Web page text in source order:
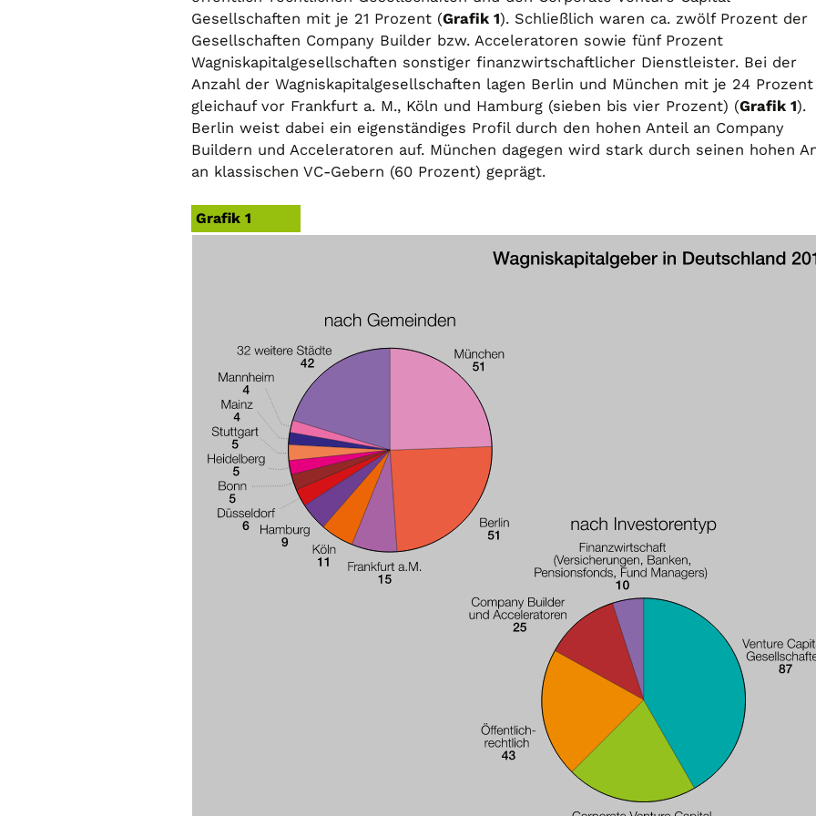
Gesellschaften mit je 21 Prozent (Grafik 1). Schließlich waren ca. zwölf Prozent der
Gesellschaften Company Builder bzw. Acceleratoren sowie fünf Prozent
Wagniskapitalgesellschaften sonstiger finanzwirtschaftlicher Dienstleister. Bei der
Anzahl der Wagniskapitalgesellschaften lagen Berlin und München mit je 24 Prozent
gleichauf vor Frankfurt a. M., Köln und Hamburg (sieben bis vier Prozent) (Grafik 1).
Berlin weist dabei ein eigenständiges Profil durch den hohen Anteil an Company
Buildern und Acceleratoren auf. München dagegen wird stark durch seinen hohen
an klassischen VC-Gebern (60 Prozent) geprägt.
Grafik 1